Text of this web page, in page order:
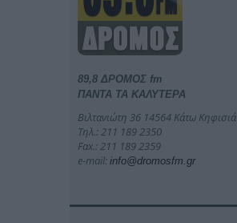
89,8 ΔΡΟΜΟΣ fm
ΠΑΝΤΑ ΤΑ ΚΑΛΥΤΕΡΑ
Βιλτανιώτη 36 14564 Κάτω Κηφισιά
Τηλ.: 211 189 2350
Fax.: 211 189 2359
e-mail: info@dromosfm.gr